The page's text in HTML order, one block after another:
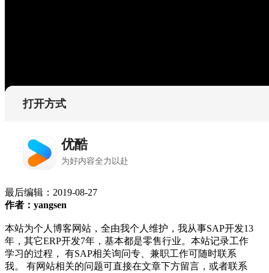
最后编辑： 2019-08-27
作者：yangsen
本站为个人博客网站，全由我个人维护，我从事SAP开发13
年，其它ERP开发7年，基本都是零售行业。本站记录工作
学习的过程， 有SAP相关询问专、兼职工作可随时联系
我。 有网站相关的问题可直接在文章下方留言，或者联系